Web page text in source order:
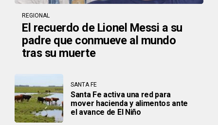
REGIONAL
El recuerdo de Lionel Messi a su
padre que conmueve al mundo
tras su muerte
SANTA FE
Santa Fe activa una red para
mover hacienda y alimentos ante
el avance de El Niño